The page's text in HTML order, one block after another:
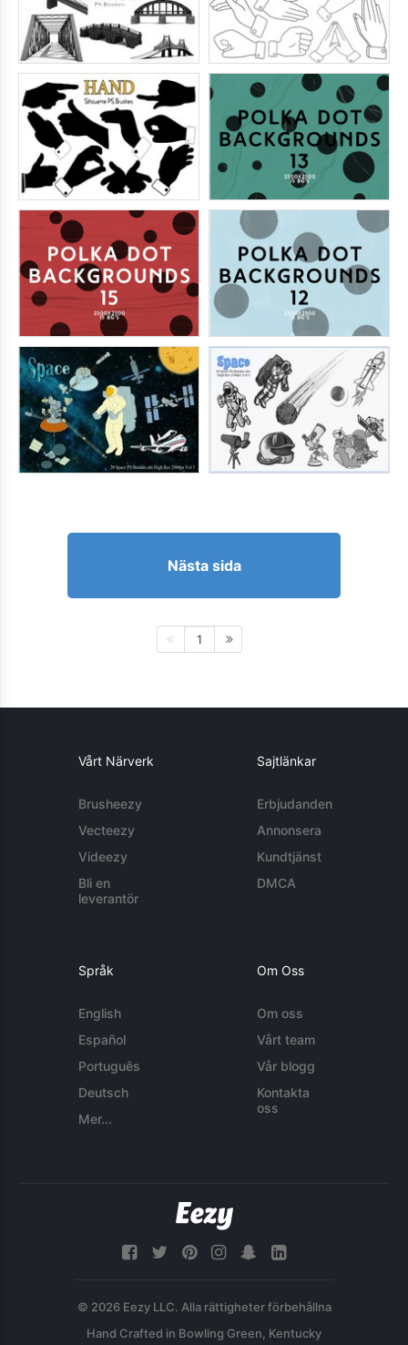
Nästa sida
1
Vårt Närverk
Brusheezy
Vecteezy
Videezy
Bli en
leverantör
Sajtlänkar
Erbjudanden
Annonsera
Kundtjänst
DMCA
Språk
English
Español
Português
Deutsch
Mer...
Om Oss
Om oss
Vårt team
Vår blogg
Kontakta
oss
© 2026 Eezy LLC. Alla rättigheter förbehållna